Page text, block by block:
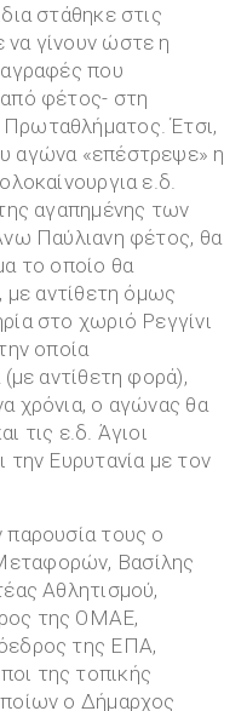
στάθηκε στις
γίνουν ώστε η
που
φέτος- στη
Έτσι,
αγώνα «επέστρεψε» η
ε.δ.
αγαπημένης των
Παύλιανη φέτος, θα
το οποίο θα
με αντίθετη όμως
στο χωριό Ρεγγίνι
οποία
(με αντίθετη φορά),
χρόνια, ο αγώνας θα
τις ε.δ. Άγιοι
την Ευρυτανία με τον
τους ο
Βασίλης
Αθλητισμού,
της ΟΜΑΕ,
της ΕΠΑ,
της τοπικής
ο Δήμαρχος